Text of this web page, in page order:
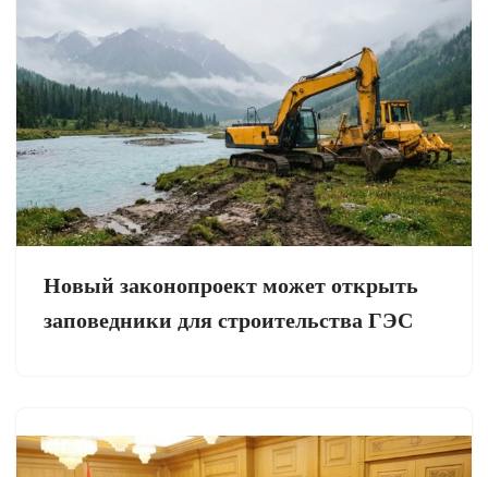
Новый законопроект может открыть
заповедники для строительства ГЭС